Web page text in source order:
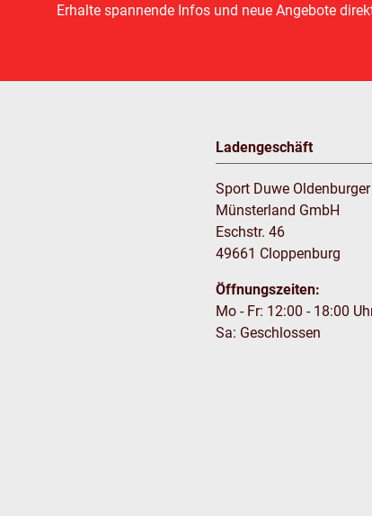
Erhalte spannende Infos und neue Angebote
Ladengeschäft
Sport Duwe Oldenburger
Münsterland GmbH
Eschstr. 46
49661 Cloppenburg
Öffnungszeiten:
Mo - Fr: 12:00 - 18:00
Sa: Geschlossen